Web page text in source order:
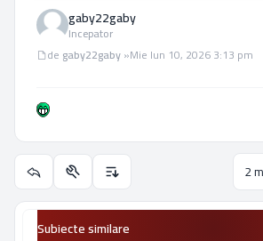
gaby22gaby
Incepator
Mesaj
de gaby22gaby»Mie Iun 10, 2026 3:13 pm
Utilitare subiectOpţiuni de sortare şi afişare.
2
Subiecte similare